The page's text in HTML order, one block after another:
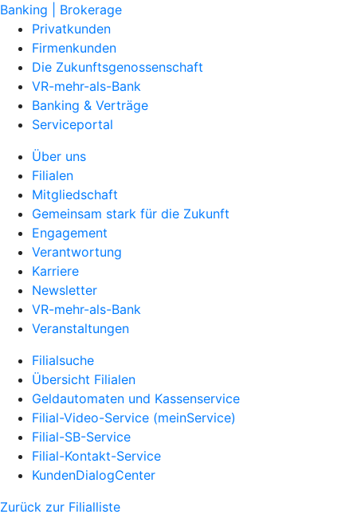
Banking | Brokerage
Privatkunden
Firmenkunden
Die Zukunftsgenossenschaft
VR-mehr-als-Bank
Banking & Verträge
Serviceportal
Über uns
Filialen
Mitgliedschaft
Gemeinsam stark für die Zukunft
Engagement
Verantwortung
Karriere
Newsletter
VR-mehr-als-Bank
Veranstaltungen
Filialsuche
Übersicht Filialen
Geldautomaten und Kassenservice
Filial-Video-Service (meinService)
Filial-SB-Service
Filial-Kontakt-Service
KundenDialogCenter
Zurück zur Filialliste